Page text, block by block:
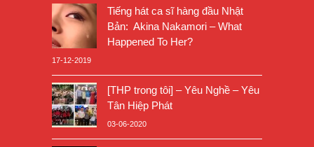
Tiếng hát ca sĩ hàng đầu Nhật
Bản: Akina Nakamori – What
Happened To Her?
17-12-2019
[THP trong tôi] – Yêu Nghề – Yêu
Tân Hiệp Phát
03-06-2020